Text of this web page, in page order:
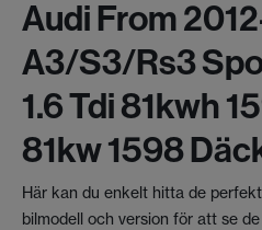
Audi From
A3/s3/rs3
1.6 Tdi 81kwh
81kw 1598
Här kan du enkelt hitta de
bilmodell och version för att se